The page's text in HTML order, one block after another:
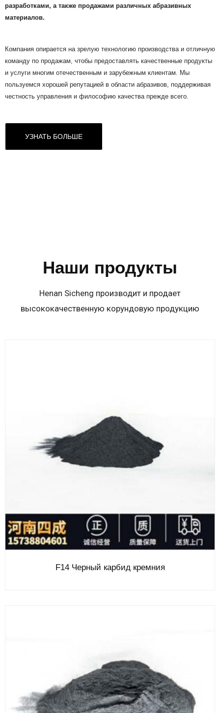
разработками, а также продажами различных абразивных
материалов.
Компания опирается на зрелую технологию производства и отличную
команду по продажам, чтобы предоставлять качественные продукты
и услуги многим отечественным и зарубежным клиентам. Мы
пользуемся хорошей репутацией в области абразивов, поддерживая
честность управления и философию качества прежде всего.
УЗНАТЬ БОЛЬШЕ
Наши продукты
Henan Sicheng производит и продает
высококачественную корундовую продукцию
F14 Черный карбид кремния